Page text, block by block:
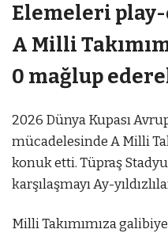
Elemeleri
A Milli
0 mağlup
2026 Dünya Kupası
mücadelesinde A Milli
konuk etti. Tüpraş
karşılaşmayı Ay-
Milli Takımımıza